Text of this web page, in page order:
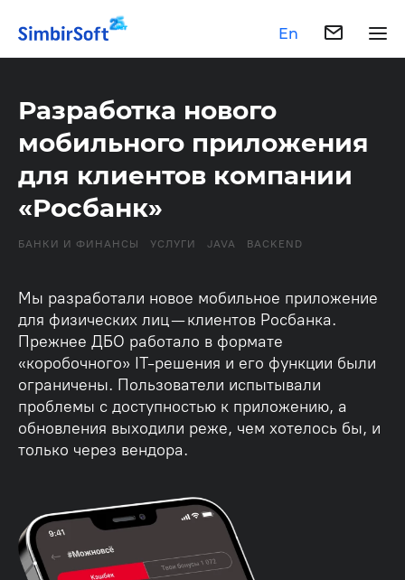
En
Разработка нового
мобильного приложения
для клиентов компании
«Росбанк»
БАНКИ И ФИНАНСЫ УСЛУГИ JAVA BACKEND
Мы разработали новое мобильное приложение
для физических лиц — клиентов Росбанка.
Прежнее ДБО работало в формате
«коробочного» IT-решения и его функции были
ограничены. Пользователи испытывали
проблемы с доступностью к приложению, а
обновления выходили реже, чем хотелось бы, и
только через вендора.